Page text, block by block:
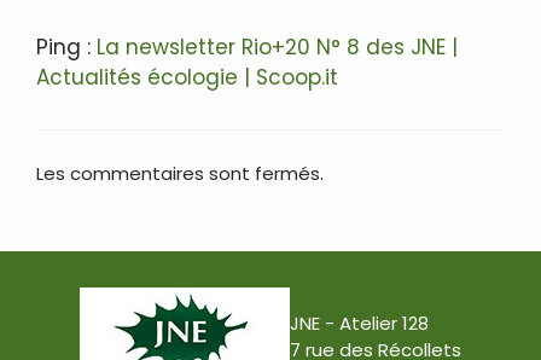
Ping : La newsletter Rio+20 N° 8 des JNE |
Actualités écologie | Scoop.it
Les commentaires sont fermés.
JNE - Atelier 128
7 rue des Récollets